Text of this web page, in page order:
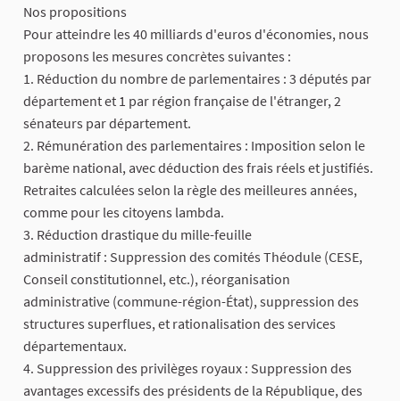
Nos propositions
Pour atteindre les 40 milliards d'euros d'économies, nous
proposons les mesures concrètes suivantes :
1. Réduction du nombre de parlementaires : 3 députés par
département et 1 par région française de l'étranger, 2
sénateurs par département.
2. Rémunération des parlementaires : Imposition selon le
barème national, avec déduction des frais réels et justifiés.
Retraites calculées selon la règle des meilleures années,
comme pour les citoyens lambda.
3. Réduction drastique du mille-feuille
administratif : Suppression des comités Théodule (CESE,
Conseil constitutionnel, etc.), réorganisation
administrative (commune-région-État), suppression des
structures superflues, et rationalisation des services
départementaux.
4. Suppression des privilèges royaux : Suppression des
avantages excessifs des présidents de la République, des